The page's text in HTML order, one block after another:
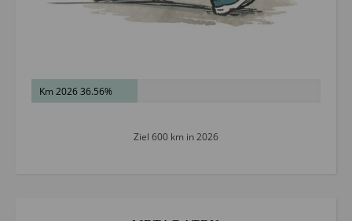
Km 2026 36.56%
Ziel 600 km in 2026